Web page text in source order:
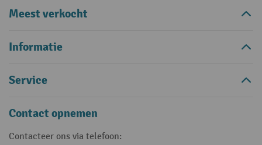
Meest verkocht
Informatie
Service
Contact opnemen
Contacteer ons via telefoon: